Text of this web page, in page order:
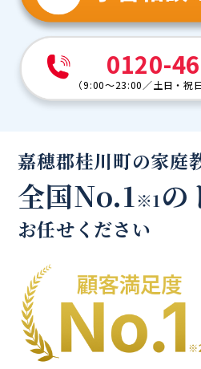
0120-
（9:00～23:00／土日・祝
嘉穂郡桂川町の家庭
全国No.1※1の
お任せください